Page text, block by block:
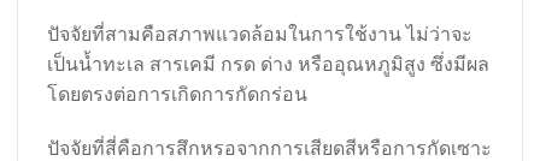
ปัจจัยที่สามคือสภาพแวดล้อมในการใช้งาน ไม่ว่าจะ
เป็นน้ำทะเล สารเคมี กรด ด่าง หรืออุณหภูมิสูง ซึ่งมีผล
โดยตรงต่อการเกิดการกัดกร่อน
ปัจจัยที่สี่คือการสึกหรอจากการเสียดสีหรือการกัดเซาะ